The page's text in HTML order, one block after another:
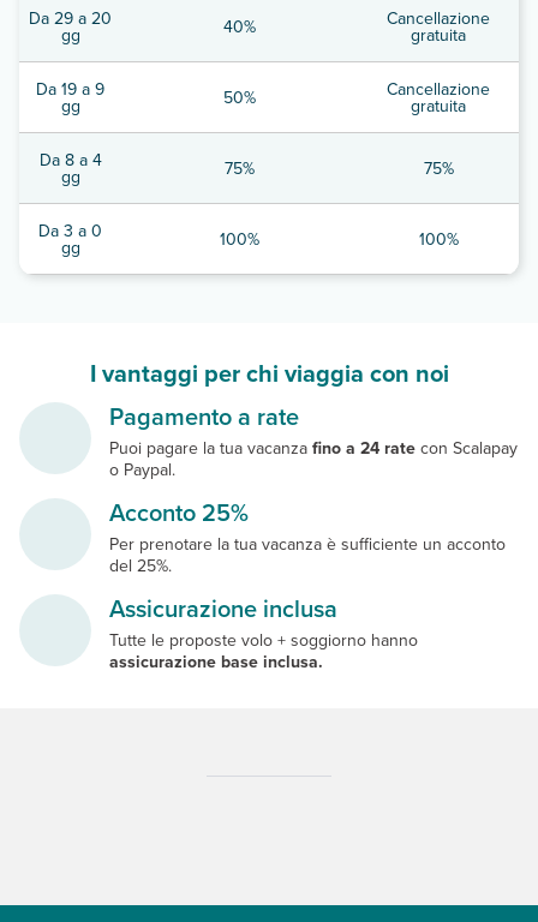
Da 29 a 20
gg 40% Cancellazione
gratuita
Da 19 a 9
gg 50% Cancellazione
gratuita
Da 8 a 4
gg 75% 75%
Da 3 a 0
gg 100% 100%
I vantaggi per chi viaggia con noi
Pagamento a rate
Puoi pagare la tua vacanza fino a 24 rate con Scalapay
o Paypal.
Acconto 25%
Per prenotare la tua vacanza è sufficiente un acconto
del 25%.
Assicurazione inclusa
Tutte le proposte volo + soggiorno hanno
assicurazione base inclusa.